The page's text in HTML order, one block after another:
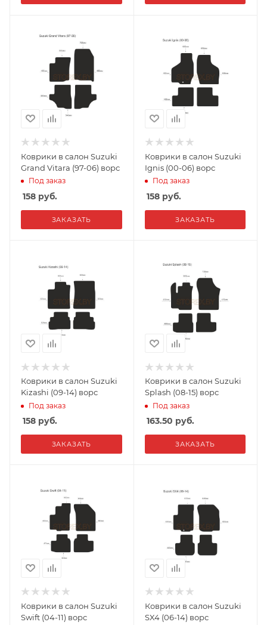
Коврики в салон Suzuki
Grand Vitara (97-06) ворс
Под заказ
158 руб.
ЗАКАЗАТЬ
Коврики в салон Suzuki
Ignis (00-06) ворс
Под заказ
158руб.
ЗАКАЗАТЬ
Коврики в салон Suzuki
Kizashi (09-14) ворс
Под заказ
158 руб.
ЗАКАЗАТЬ
Коврики в салон Suzuki
Splash (08-15) ворс
Под заказ
163.50 руб.
ЗАКАЗАТЬ
Коврики в салон Suzuki
Swift (04-11) ворс
Коврики в салон Suzuki
SX4 (06-14) ворс